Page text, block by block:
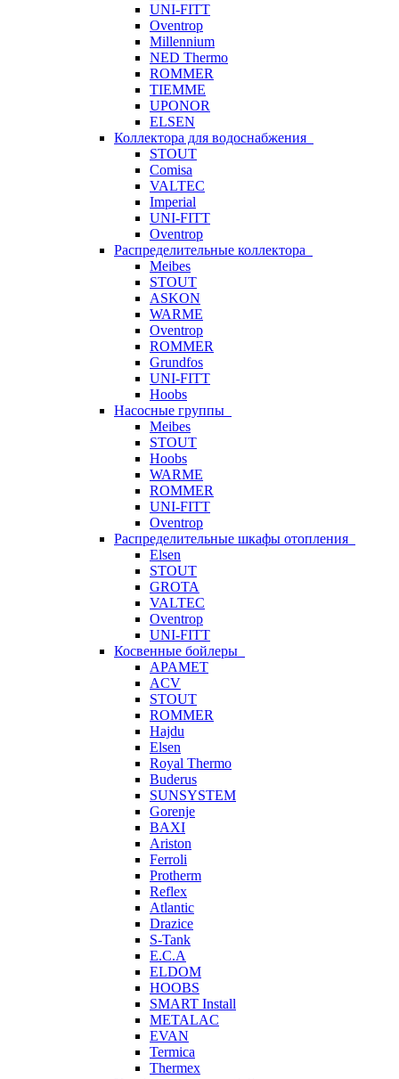
UNI-FITT
Oventrop
Millennium
NED Thermo
ROMMER
TIEMME
UPONOR
ELSEN
Коллектора для водоснабжения
STOUT
Comisa
VALTEC
Imperial
UNI-FITT
Oventrop
Распределительные коллектора
Meibes
STOUT
ASKON
WARME
Oventrop
ROMMER
Grundfos
UNI-FITT
Hoobs
Насосные группы
Meibes
STOUT
Hoobs
WARME
ROMMER
UNI-FITT
Oventrop
Распределительные шкафы отопления
Elsen
STOUT
GROTA
VALTEC
Oventrop
UNI-FITT
Косвенные бойлеры
APAMET
ACV
STOUT
ROMMER
Hajdu
Elsen
Royal Thermo
Buderus
SUNSYSTEM
Gorenje
BAXI
Ariston
Ferroli
Protherm
Reflex
Atlantic
Drazice
S-Tank
E.C.A
ELDOM
HOOBS
SMART Install
METALAC
EVAN
Termica
Thermex